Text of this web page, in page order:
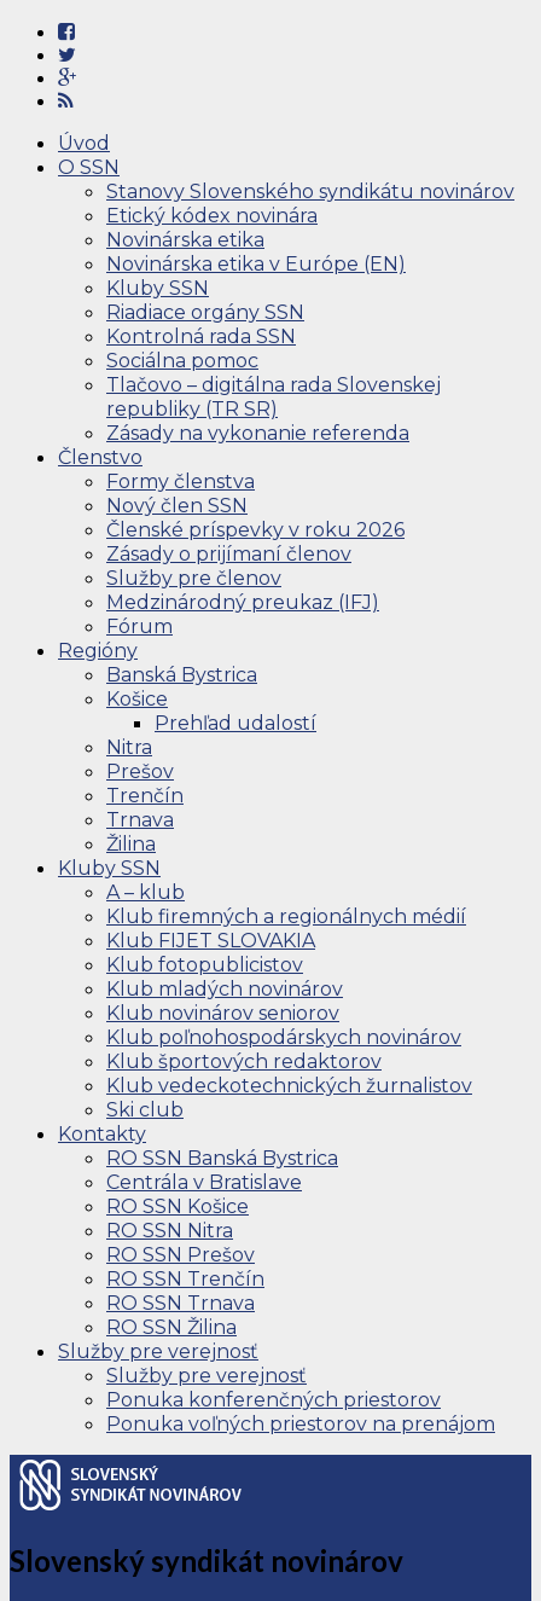
Úvod
O SSN
Stanovy Slovenského syndikátu novinárov
Etický kódex novinára
Novinárska etika
Novinárska etika v Európe (EN)
Kluby SSN
Riadiace orgány SSN
Kontrolná rada SSN
Sociálna pomoc
Tlačovo – digitálna rada Slovenskej
republiky (TR SR)
Zásady na vykonanie referenda
Členstvo
Formy členstva
Nový člen SSN
Členské príspevky v roku 2026
Zásady o prijímaní členov
Služby pre členov
Medzinárodný preukaz (IFJ)
Fórum
Regióny
Banská Bystrica
Košice
Prehľad udalostí
Nitra
Prešov
Trenčín
Trnava
Žilina
Kluby SSN
A – klub
Klub firemných a regionálnych médií
Klub FIJET SLOVAKIA
Klub fotopublicistov
Klub mladých novinárov
Klub novinárov seniorov
Klub poľnohospodárskych novinárov
Klub športových redaktorov
Klub vedeckotechnických žurnalistov
Ski club
Kontakty
RO SSN Banská Bystrica
Centrála v Bratislave
RO SSN Košice
RO SSN Nitra
RO SSN Prešov
RO SSN Trenčín
RO SSN Trnava
RO SSN Žilina
Služby pre verejnosť
Služby pre verejnosť
Ponuka konferenčných priestorov
Ponuka voľných priestorov na prenájom
Slovenský syndikát novinárov